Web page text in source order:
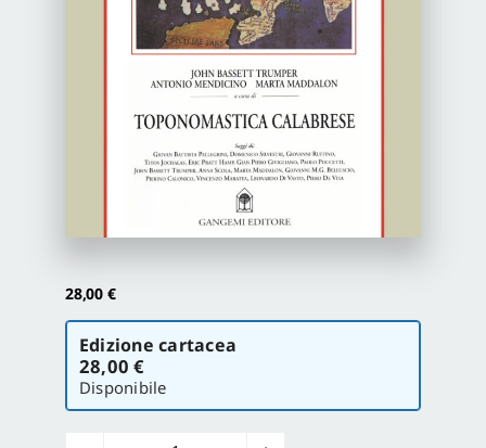
Proposte di pubblicazione
Gangemi Editore
28,00 €
Scegli
versione
Edizione cartacea
28,00 €
Disponibile